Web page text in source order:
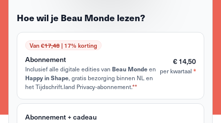
Hoe wil je Beau Monde lezen?
Van €17,48| 17% korting
Abonnement
Inclusief alle digitale edities van Beau Mondeen
Happy in Shape, gratis bezorging binnen NL en
het Tijdschrift.land Privacy-abonnement.**
€ 14,50
per kwartaal *
Abonnement + cadeau